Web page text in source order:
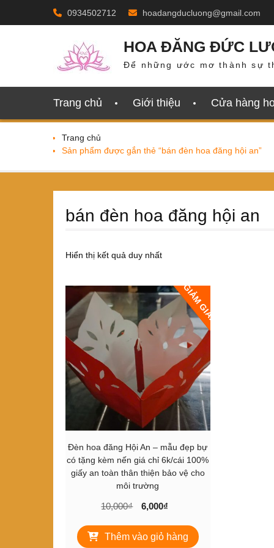
0934502712 hoadangducluong@gmail.com
HOA ĐĂNG ĐỨC
Để những ước mơ thành sự
Trang chủ Giới thiệu Cửa hàng
Trang chủ
Sản phẩm được gắn thẻ “bán đèn hoa đăng hội an”
bán đèn hoa đăng hội an
Hiển thị kết quả duy nhất
GIẢM GIÁ!
Đèn hoa đăng Hội An – mẫu đẹp bự
có tặng kèm nến giá chỉ 6k/cái 100%
giấy an toàn thân thiện bảo vệ cho
môi trường
10,000₫
Giá
là:
10,000₫.
6,000₫
tại
là:
Thêm vào giỏ hàng